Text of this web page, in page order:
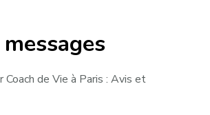
de Vie à Paris : Avis et